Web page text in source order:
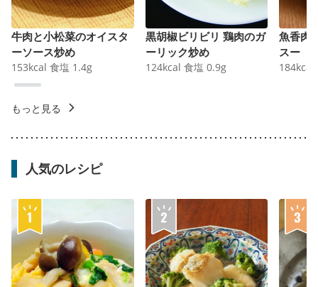
牛肉と小松菜のオイスタ
ーソース炒め
153kcal 食塩 1.4g
黒胡椒ビリビリ 鶏肉のガ
ーリック炒め
124kcal 食塩 0.9g
魚香肉
スー
184kcal
もっと見る
人気のレシピ